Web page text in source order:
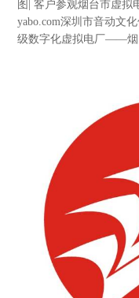
图| 客户参观烟台市虚拟
yabo.com深圳市音动文
级数字化虚拟电厂——烟